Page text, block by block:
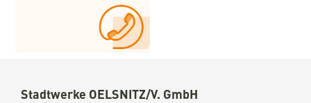
Stadtwerke OELSNITZ/V. GmbH